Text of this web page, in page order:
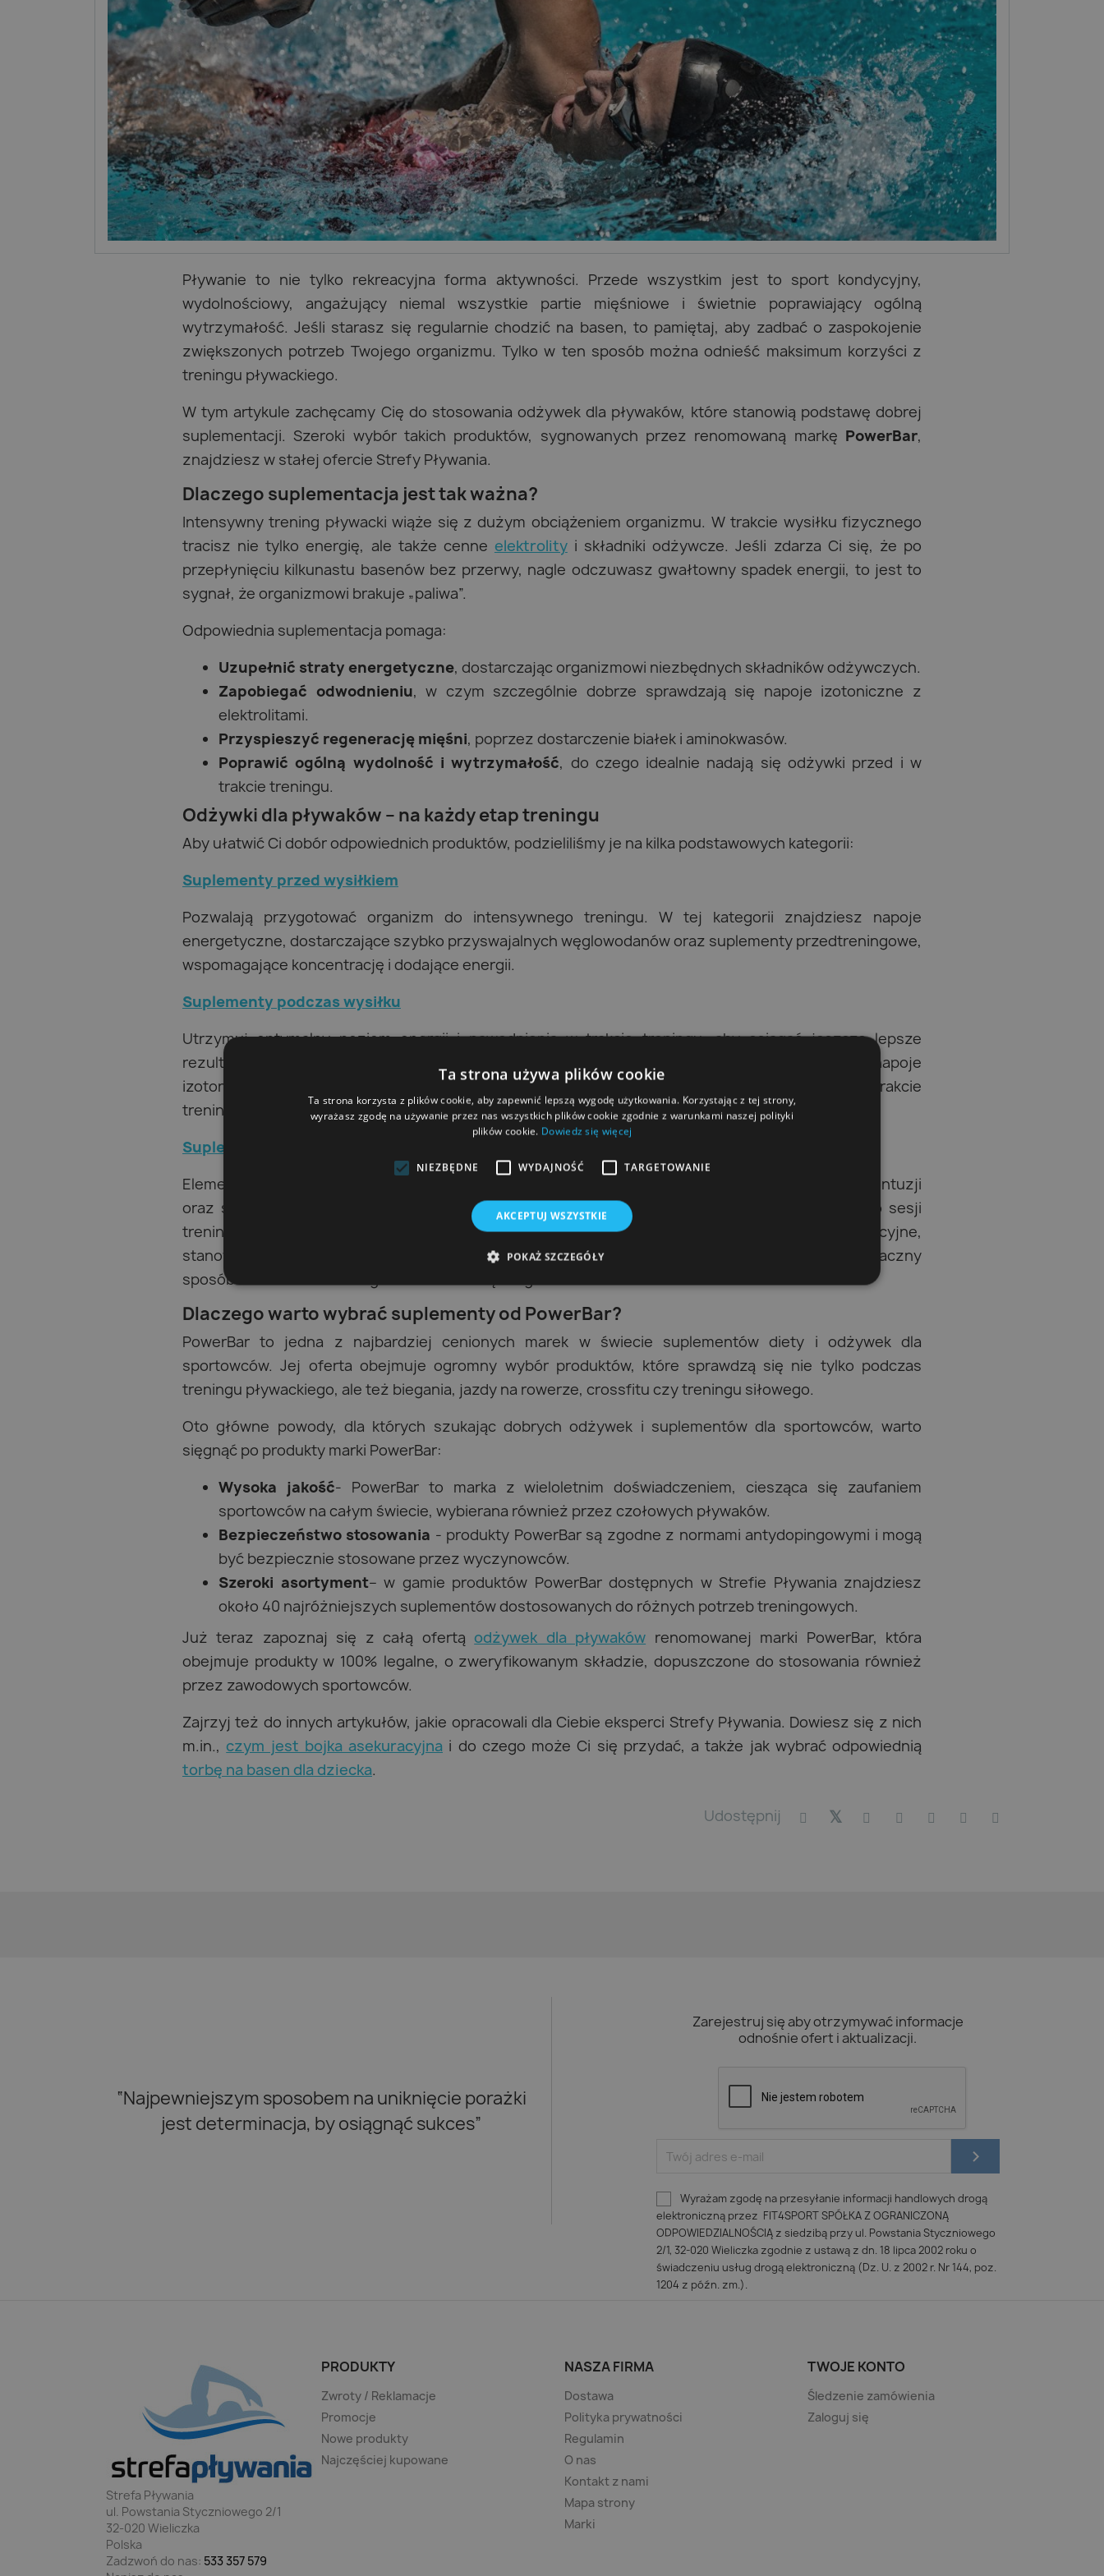
Pływanie to nie tylko rekreacyjna forma aktywności. Przede wszystkim jest to sport kondycyjny,
wydolnościowy, angażujący niemal wszystkie partie mięśniowe i świetnie poprawiający ogólną
wytrzymałość. Jeśli starasz się regularnie chodzić na basen, to pamiętaj, aby zadbać o zaspokojenie
zwiększonych potrzeb Twojego organizmu. Tylko w ten sposób można odnieść maksimum korzyści z
treningu pływackiego.
W tym artykule zachęcamy Cię do stosowania odżywek dla pływaków, które stanowią podstawę dobrej
suplementacji. Szeroki wybór takich produktów, sygnowanych przez renomowaną markę PowerBar,
znajdziesz w stałej ofercie Strefy Pływania.
Dlaczego suplementacja jest tak ważna?
Intensywny trening pływacki wiąże się z dużym obciążeniem organizmu. W trakcie wysiłku fizycznego
tracisz nie tylko energię, ale także cenne elektrolityi składniki odżywcze. Jeśli zdarza Ci się, że po
przepłynięciu kilkunastu basenów bez przerwy, nagle odczuwasz gwałtowny spadek energii, to jest to
sygnał, że organizmowi brakuje „paliwa”.
Odpowiednia suplementacja pomaga:
Uzupełnić straty energetyczne, dostarczając organizmowi niezbędnych składników odżywczych.
Zapobiegać odwodnieniu, w czym szczególnie dobrze sprawdzają się napoje izotoniczne z
elektrolitami.
Przyspieszyć regenerację mięśni, poprzez dostarczenie białek i aminokwasów.
Poprawić ogólną wydolność i wytrzymałość, do czego idealnie nadają się odżywki przed i w
trakcie treningu.
Odżywki dla pływaków – na każdy etap treningu
Aby ułatwić Ci dobór odpowiednich produktów, podzieliliśmy je na kilka podstawowych kategorii:
Suplementy przed wysiłkiem
Pozwalają przygotować organizm do intensywnego treningu. W tej kategorii znajdziesz napoje
energetyczne, dostarczające szybko przyswajalnych węglowodanów oraz suplementy przedtreningowe,
wspomagające koncentrację i dodające energii.
Suplementy podczas wysiłku
Utrzymuj optymalny poziom energii i nawodnienia w trakcie treningu, aby osiągać jeszcze lepsze
rezultaty, rozbudować masę mięśniową i poprawiać kondycję. W tej kategorii dostępne są napoje
izotoniczne uzupełniające płyny i elektrolity, żele energetyczne, czyli szybkie źródło energii w trakcie
treningu oraz batony energetyczne, idealne na dłuższe sesje treningowe.
Suplementy po wysiłku
Elementem treningu jest także odpoczynek i regeneracja organizmu, co minimalizuje ryzyko kontuzji
oraz spadku motywacji. W Strefie Pływania kupisz odżywki dla pływaków do stosowania tuż po sesji
treningowej, w tym odżywki białkowe, wspomagające odbudowę mięśni, napoje regeneracyjne,
stanowiące kompleksową formułę z białkami i węglowodanami oraz batony proteinowe, czyli smaczny
sposób na dostarczenie organizmowi niezbędnego białka.
Dlaczego warto wybrać suplementy od PowerBar?
PowerBar to jedna z najbardziej cenionych marek w świecie suplementów diety i odżywek dla
sportowców. Jej oferta obejmuje ogromny wybór produktów, które sprawdzą się nie tylko podczas
treningu pływackiego, ale też biegania, jazdy na rowerze, crossfitu czy treningu siłowego.
Oto główne powody, dla których szukając dobrych odżywek i suplementów dla sportowców, warto
sięgnąć po produkty marki PowerBar:
Wysoka jakość- PowerBar to marka z wieloletnim doświadczeniem, ciesząca się zaufaniem
sportowców na całym świecie, wybierana również przez czołowych pływaków.
Bezpieczeństwo stosowania - produkty PowerBar są zgodne z normami antydopingowymi i mogą
być bezpiecznie stosowane przez wyczynowców.
Szeroki asortyment– w gamie produktów PowerBar dostępnych w Strefie Pływania znajdziesz
około 40 najróżniejszych suplementów dostosowanych do różnych potrzeb treningowych.
Już teraz zapoznaj się z całą ofertą odżywek dla pływaków renomowanej marki PowerBar, która
obejmuje produkty w 100% legalne, o zweryfikowanym składzie, dopuszczone do stosowania również
przez zawodowych sportowców.
Zajrzyj też do innych artykułów, jakie opracowali dla Ciebie eksperci Strefy Pływania. Dowiesz się z nich
m.in., czym jest bojka asekuracyjna i do czego może Ci się przydać, a także jak wybrać odpowiednią
torbę na basen dla dziecka.
Udostępnij
“Najpewniejszym sposobem na uniknięcie porażki
jest determinacja, by osiągnąć sukces”
Zarejestruj się aby otrzymywać informacje
odnośnie ofert i aktualizacji.
Wyrażam zgodę na przesyłanie informacji handlowych drogą
elektroniczną przez FIT4SPORT SPÓŁKA Z OGRANICZONĄ
ODPOWIEDZIALNOŚCIĄ z siedzibą przy ul. Powstania Styczniowego
2/1, 32-020 Wieliczka zgodnie z ustawą z dn. 18 lipca 2002 roku o
świadczeniu usług drogą elektroniczną (Dz. U. z 2002 r. Nr 144, poz.
1204 z późn. zm.).
Strefa Pływania
ul. Powstania Styczniowego 2/1
32-020 Wieliczka
Polska
Zadzwoń do nas: 533 357 579
PRODUKTY
Zwroty / Reklamacje
Promocje
Nowe produkty
Najczęściej kupowane
NASZA FIRMA
Dostawa
Polityka prywatności
Regulamin
O nas
Kontakt z nami
Mapa strony
Marki
TWOJE KONTO
Śledzenie zamówienia
Zaloguj się
Ta strona używa plików cookie
Ta strona korzysta z plików cookie, aby zapewnić lepszą wygodę użytkowania. Korzystając z tej strony,
wyrażasz zgodę na używanie przez nas wszystkich plików cookie zgodnie z warunkami naszej polityki
plików cookie. Dowiedz się więcej
NIEZBĘDNE WYDAJNOŚĆ TARGETOWANIE
AKCEPTUJ WSZYSTKIE
POKAŻ SZCZEGÓŁY